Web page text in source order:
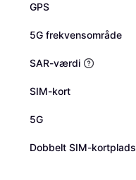
GPS
5G frekvensområde
SAR-værdi
SIM-kort
5G
Dobbelt SIM-kortplads